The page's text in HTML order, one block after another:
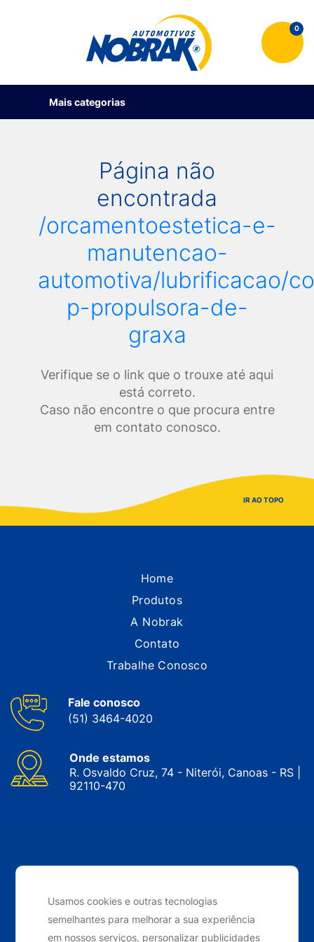
Usamos cookies e outras tecnologias
semelhantes para melhorar a sua experiência
em nossos serviços, personalizar publicidades
0
Mais categorias
Página não
encontrada
/orcamentoestetica-e-
manutencao-
automotiva/lubrificacao/
p-propulsora-de-
graxa
Verifique se o link que o trouxe até aqui
está correto.
Caso não encontre o que procura entre
em contato conosco.
IR AO TOPO
Home
Produtos
A Nobrak
Contato
Trabalhe Conosco
Fale conosco
(51) 3464-4020
Onde estamos
R. Osvaldo Cruz, 74 - Niterói, Canoas - RS |
92110-470
reservados. 2024
Desenvolvido por Elo Ideias